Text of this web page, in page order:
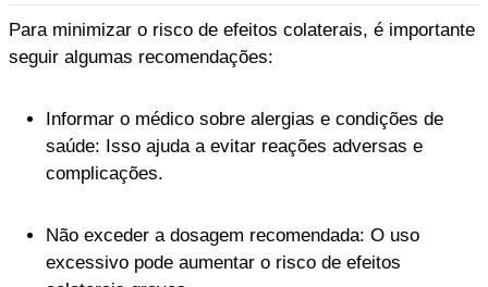
Para minimizar o risco de efeitos colaterais, é importante
seguir algumas recomendações:
Informar o médico sobre alergias e condições de
saúde: Isso ajuda a evitar reações adversas e
complicações.
Não exceder a dosagem recomendada: O uso
excessivo pode aumentar o risco de efeitos